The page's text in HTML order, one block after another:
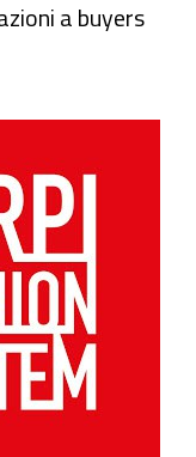
a buyers